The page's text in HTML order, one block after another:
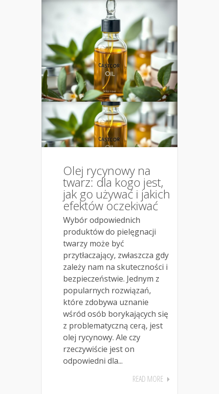
Olej rycynowy na
twarz: dla kogo jest,
jak go używać i jakich
efektów oczekiwać
Wybór odpowiednich
produktów do pielęgnacji
twarzy może być
przytłaczający, zwłaszcza gdy
zależy nam na skuteczności i
bezpieczeństwie. Jednym z
popularnych rozwiązań,
które zdobywa uznanie
wśród osób borykających się
z problematyczną cerą, jest
olej rycynowy. Ale czy
rzeczywiście jest on
odpowiedni dla...
READ MORE